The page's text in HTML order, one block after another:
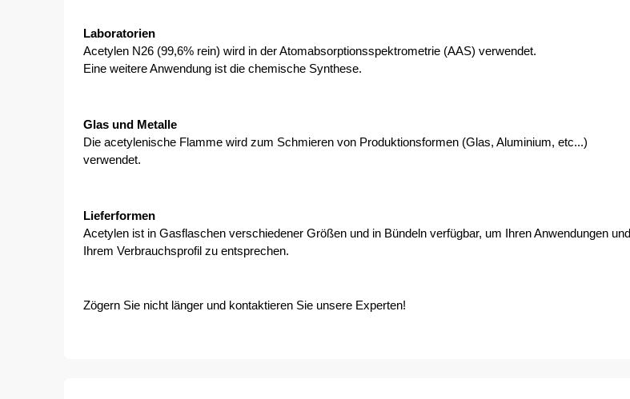
Laboratorien
Acetylen N26 (99,6% rein) wird in der Atomabsorptionsspektrometrie (AAS) verwendet.
Eine weitere Anwendung ist die chemische Synthese.
Glas und Metalle
Die acetylenische Flamme wird zum Schmieren von Produktionsformen (Glas, Aluminium, etc...)
verwendet.
Lieferformen
Acetylen ist in Gasflaschen verschiedener Größen und in Bündeln verfügbar, um Ihren Anwendungen und
Ihrem Verbrauchsprofil zu entsprechen.
Zögern Sie nicht länger und kontaktieren Sie unsere Experten!